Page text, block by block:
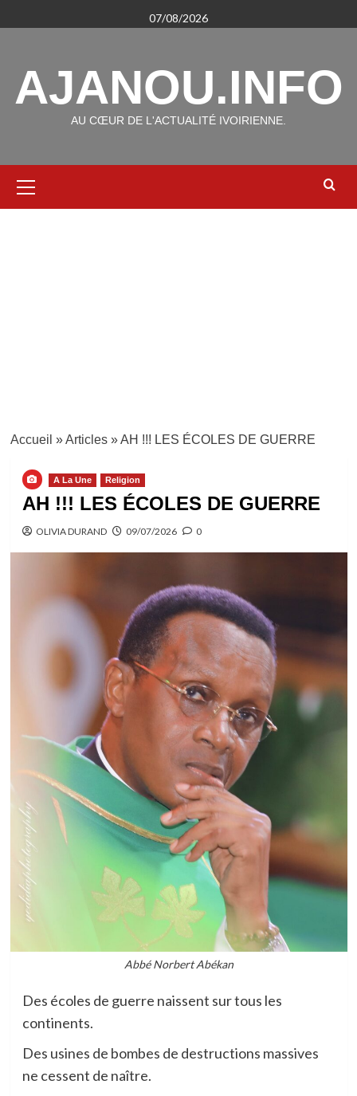
au
07/08/2026
AJANOU.INFO
AU CŒUR DE L'ACTUALITÉ IVOIRIENNE.
principal
Accueil »Articles»AH !!! LES ÉCOLES DE GUERRE
A La Une Religion
AH !!! LES ÉCOLES DE GUERRE
OLIVIA DURAND 09/07/2026 0
Abbé Norbert Abékan
Des écoles de guerre naissent sur tous les
continents.
Des usines de bombes de destructions massives
ne cessent de naître.